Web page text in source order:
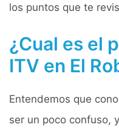
los puntos que te
¿Cual es el
ITV en El
Entendemos que
ser un poco confuso,